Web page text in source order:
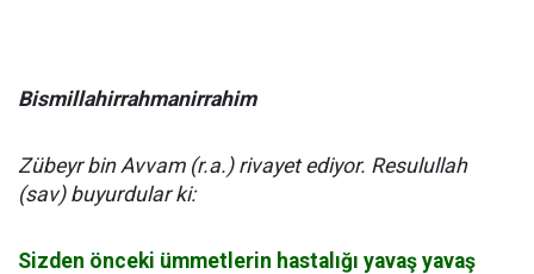
Bismillahirrahmanirrahim
Zübeyr bin Avvam (r.a.) rivayet ediyor. Resulullah
(sav) buyurdular ki:
Sizden önceki ümmetlerin hastalığı yavaş yavaş